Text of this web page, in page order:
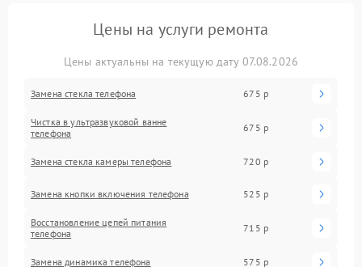
Цены на услуги ремонта
Цены актуальны на текущую дату 07.08.2026
Замена стекла телефона 675 р
Чистка в ультразвуковой ванне
телефона
675 р
Замена стекла камеры телефона 720 р
Замена кнопки включения телефона 525 р
Восстановление цепей питания
телефона
715 р
Замена динамика телефона 575 р